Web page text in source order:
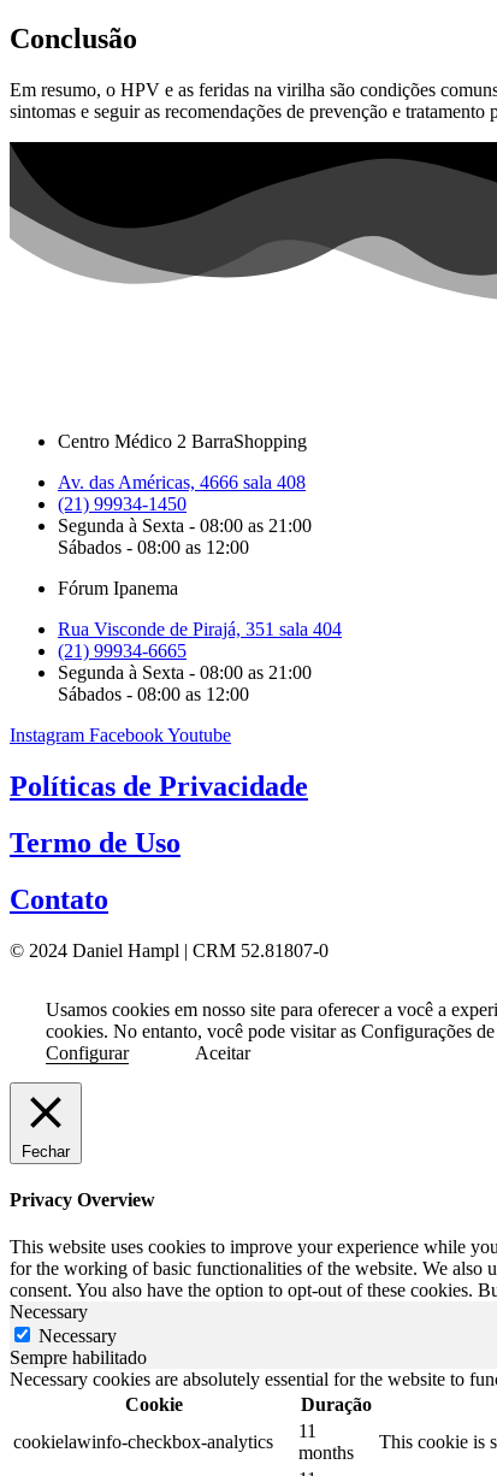
Conclusão
Em resumo, o HPV e as feridas na virilha são condições
sintomas e seguir as recomendações de prevenção e tratamento
Centro Médico 2 BarraShopping
Av. das Américas, 4666 sala 408
(21) 99934-1450
Segunda à Sexta - 08:00 as 21:00
Sábados - 08:00 as 12:00
Fórum Ipanema
Rua Visconde de Pirajá, 351 sala 404
(21) 99934-6665
Segunda à Sexta - 08:00 as 21:00
Sábados - 08:00 as 12:00
Instagram FacebookYoutube
Políticas de Privacidade
Termo de Uso
Contato
© 2024 Daniel Hampl | CRM 52.81807-0
Usamos cookies em nosso site para oferecer a você a
cookies. No entanto, você pode visitar as Configurações
Configurar
Aceitar
Fechar
Privacy Overview
This website uses cookies to improve your experience while
for the working of basic functionalities of the website. We also
consent. You also have the option to opt-out of these cookies.
Necessary
Necessary
Sempre habilitado
Necessary cookies are absolutely essential for the website to
Cookie
Duração
cookielawinfo-checkbox-analytics
11
months
This cookie is